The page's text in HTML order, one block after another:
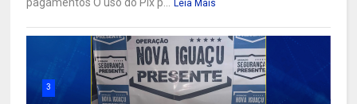
Leia Mais
3